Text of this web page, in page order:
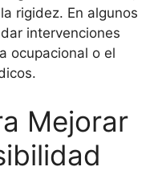
rigidez. En algunos
intervenciones
ocupacional o el
Mejorar